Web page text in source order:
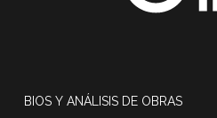
BIOS Y ANÁLISIS DE OBRAS